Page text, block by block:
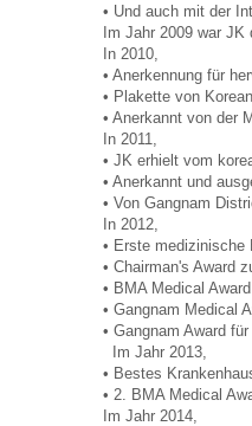
• Und auch mit der
Im Jahr 2009 war JK
In 2010,
• Anerkennung für
• Plakette von
• Anerkannt von der
In 2011,
• JK erhielt vom
• Anerkannt und
• Von Gangnam
In 2012,
• Erste medizinische
• Chairman's Award
• BMA Medical
• Gangnam Medical
• Gangnam Award
Im Jahr 2013,
• Bestes
• 2. BMA Medical
Im Jahr 2014,